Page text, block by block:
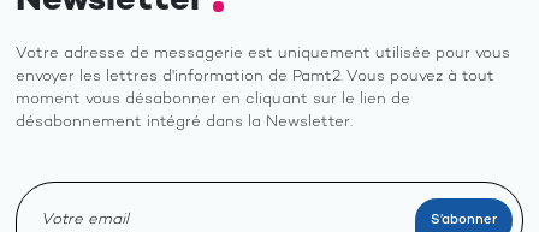
Votre adresse de messagerie est uniquement utilisée pour vous
envoyer les lettres d'information de Pamt2. Vous pouvez à tout
moment vous désabonner en cliquant sur le lien de
désabonnement intégré dans la Newsletter.